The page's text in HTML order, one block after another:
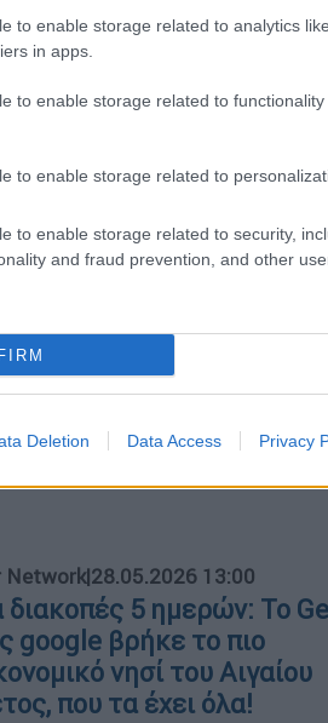
to enable storage related to analytics
in apps.
to enable storage related to
to enable storage related to
to enable storage related to security,
and fraud prevention, and other
Deletion Data Access Privacy
να κάνουν οι
- Η διαδικασία
στη Βρετανία: 16χρονος
«τι γίνεται αν
Άρια φαίνεται να
μία μαχαιριά στο στήθος
Network|28.05.2026 13:00
διακοπές 5 ημερών: Το
google βρήκε το πιο
νησί του Αιγαίου
που τα έχει όλα!